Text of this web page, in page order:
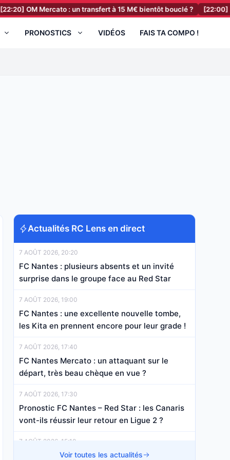
Mercato : un transfert à 15 M€ bientôt bouclé ? [22:00] RC Lens
PRONOSTICS VIDÉOS FAIS TA COMPO !
Actualités RC Lens en direct
7 AOÛT 2026, 20:20
FC Nantes : plusieurs absents et un invité
surprise dans le groupe face au Red Star
7 AOÛT 2026, 19:00
FC Nantes : une excellente nouvelle tombe,
les Kita en prennent encore pour leur grade !
7 AOÛT 2026, 17:40
FC Nantes Mercato : un attaquant sur le
départ, très beau chèque en vue ?
7 AOÛT 2026, 17:30
Pronostic FC Nantes – Red Star : les Canaris
vont-ils réussir leur retour en Ligue 2 ?
7 AOÛT 2026, 15:10
FC Nantes : Killian Corredor a fait une
Voir toutes les actualités